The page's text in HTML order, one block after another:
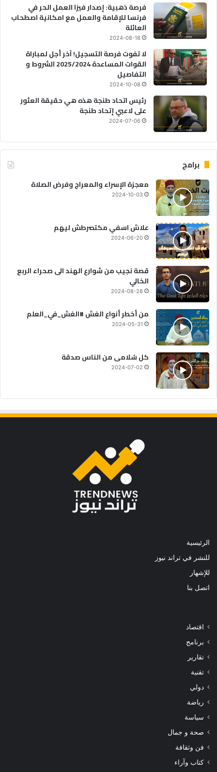
فرصة ذهبية: إصدار فيزا العمل الحر في
فرنسا للإقامة والعمل مع امكانية اصطحاب
العائلة
2024-08-18
لا تفوت فرصة التسجيل! آخر أجل لمباراة
القوات المساعدة 2025/2024 الشروط و
التفاصيل
2024-10-08
رئيس اتحاد طنجة هذه هي حقيقة العثور
على لاعبي إتحاد طنجة
2024-07-06
برامج
معجزة الإسراء والمعراج وفرض الصلاة
2024-10-03
علاش اسفي مكتصرطش ليهم
2024-06-20
قصة نجيب من شوارع الهند الى صحراء الربع
الخالي
2024-08-28
من أخطر أنواع الغش #الغش_في_العلم
2024-05-31
كل سُلامى من الناس صدقة
2024-07-02
الرئيسية
للنشر في تراند نيوز
للإشهار
اتصل بنا
اقتصاد
برنامج
تقارير
تقنية
دولي
رياضة
سياسة
صحة و جمال
فن وثقافة
كتاب وآراء